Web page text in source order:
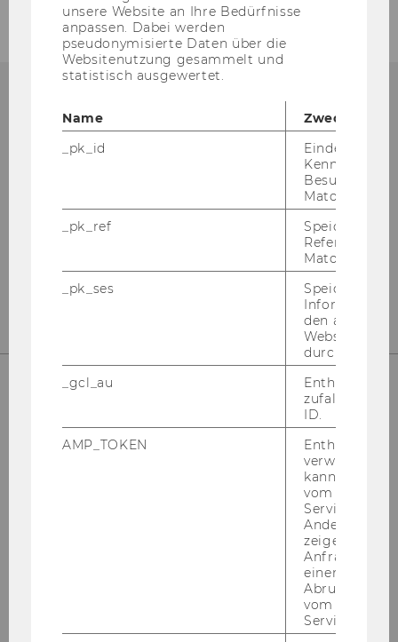
International Office
Welthandelsplatz 1
1020 Vienna
E-Mail:
graduate.outgoing@wu.ac.at
unsere Website an Ihre Bedürfnisse
anpassen. Dabei werden
pseudonymisierte Daten über die
Websitenutzung gesammelt und
statistisch ausgewertet.
Name
Zweck
_pk_id
Eindeutige
Besuchers
Matomo.
_pk_ref
Speicherung
Referrers
Matomo.
_pk_ses
Speicherung
den aktuellen
durch
_gcl_au
Enthält eine
ID.
AMP_TOKEN
Enthält ein
verwendet
kann, um
vom AMP-
Service
Andere
zeigen Opt-
Anfrage im
einen Fehler
Abrufen
vom AMP
Service an.